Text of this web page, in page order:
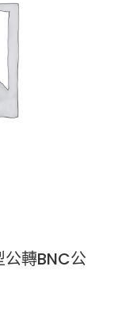
轉BNC公